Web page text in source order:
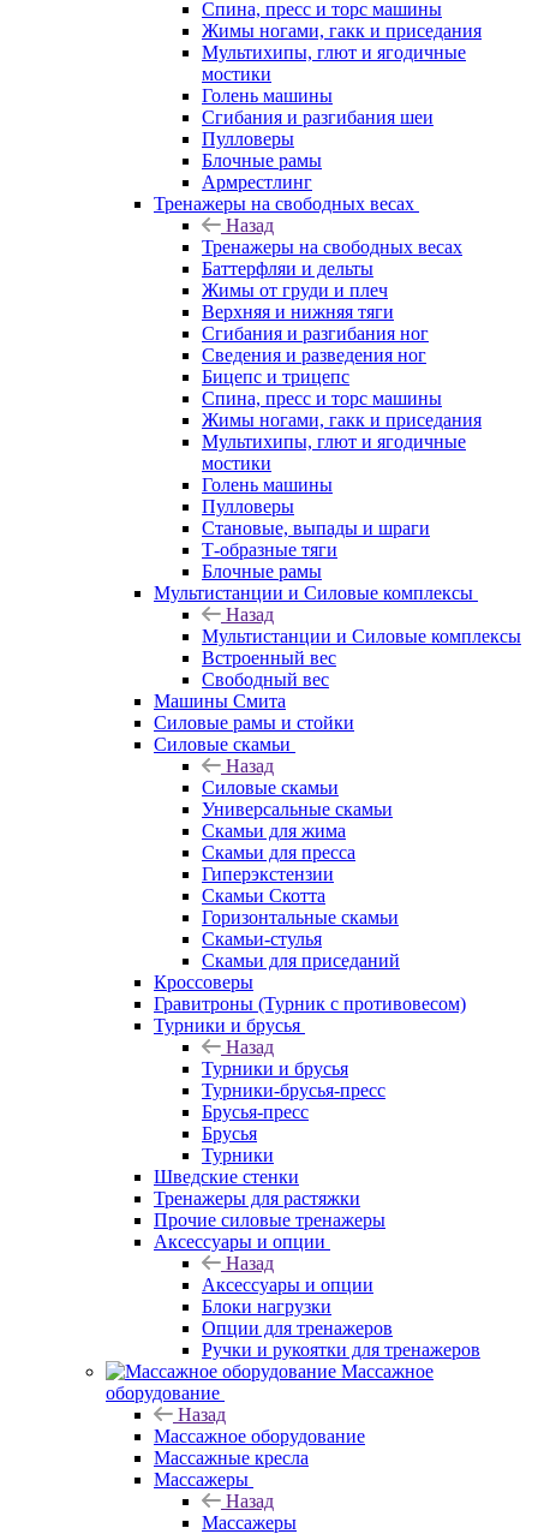
Спина, пресс и торс машины
Жимы ногами, гакк и приседания
Мультихипы, глют и ягодичные
мостики
Голень машины
Сгибания и разгибания шеи
Пулловеры
Блочные рамы
Армрестлинг
Тренажеры на свободных весах
Назад
Тренажеры на свободных весах
Баттерфляи и дельты
Жимы от груди и плеч
Верхняя и нижняя тяги
Сгибания и разгибания ног
Сведения и разведения ног
Бицепс и трицепс
Спина, пресс и торс машины
Жимы ногами, гакк и приседания
Мультихипы, глют и ягодичные
мостики
Голень машины
Пулловеры
Становые, выпады и шраги
Т-образные тяги
Блочные рамы
Мультистанции и Силовые комплексы
Назад
Мультистанции и Силовые комплексы
Встроенный вес
Свободный вес
Машины Смита
Силовые рамы и стойки
Силовые скамьи
Назад
Силовые скамьи
Универсальные скамьи
Скамьи для жима
Скамьи для пресса
Гиперэкстензии
Скамьи Скотта
Горизонтальные скамьи
Скамьи-стулья
Скамьи для приседаний
Кроссоверы
Гравитроны (Турник с противовесом)
Турники и брусья
Назад
Турники и брусья
Турники-брусья-пресс
Брусья-пресс
Брусья
Турники
Шведские стенки
Тренажеры для растяжки
Прочие силовые тренажеры
Аксессуары и опции
Назад
Аксессуары и опции
Блоки нагрузки
Опции для тренажеров
Ручки и рукоятки для тренажеров
Массажное
оборудование
Назад
Массажное оборудование
Массажные кресла
Массажеры
Назад
Массажеры